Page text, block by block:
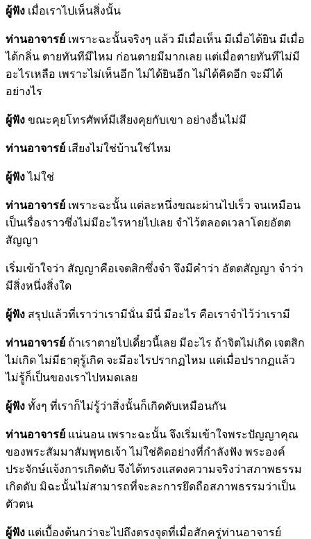
ผู้ฟัง เมื่อเราไปเห็นสิ่งนั้น
ท่านอาจารย์ เพราะฉะนั้นจริงๆ แล้ว มีเมื่อเห็น มีเมื่อได้ยิน มีเมื่อ
ได้กลิ่น ตายทันทีมีไหม ก่อนตายมีมากเลย แต่เมื่อตายทันทีไม่มี
อะไรเหลือ เพราะไม่เห็นอีก ไม่ได้ยินอีก ไม่ได้คิดอีก จะมีได้
อย่างไร
ผู้ฟัง ขณะคุยโทรศัพท์มีเสียงคุยกับเขา อย่างอื่นไม่มี
ท่านอาจารย์ เสียงไม่ใช่บ้านใช่ไหม
ผู้ฟังไม่ใช่
ท่านอาจารย์ เพราะฉะนั้น แต่ละหนึ่งขณะผ่านไปเร็ว จนเหมือน
เป็นเรื่องราวซึ่งไม่มีอะไรหายไปเลย จำไว้ตลอดเวลาโดยอัตต
สัญญา
เริ่มเข้าใจว่า สัญญาคือเจตสิกซึ่งจำ จึงมีคำว่า อัตตสัญญา จำว่า
มีสิ่งหนึ่งสิ่งใด
ผู้ฟัง สรุปแล้วที่เราว่าเรามีนั่น มีนี่ มีอะไร คือเราจำไว้ว่าเรามี
ท่านอาจารย์ ถ้าเราตายไปเดี๋ยวนี้เลย มีอะไร ถ้าจิตไม่เกิด เจตสิก
ไม่เกิด ไม่มีธาตุรู้เกิด จะมีอะไรปรากฏไหม แต่เมื่อปรากฏแล้ว
ไม่รู้ก็เป็นของเราไปหมดเลย
ผู้ฟัง ทั้งๆ ที่เราก็ไม่รู้ว่าสิ่งนั้นก็เกิดดับเหมือนกัน
ท่านอาจารย์ แน่นอน เพราะฉะนั้น จึงเริ่มเข้าใจพระปัญญาคุณ
ของพระสัมมาสัมพุทธเจ้า ไม่ใช่คิดอย่างที่กำลังฟัง พระองค์
ประจักษ์แจ้งการเกิดดับ จึงได้ทรงแสดงความจริงว่าสภาพธรรม
เกิดดับ มิฉะนั้นไม่สามารถที่จะละการยึดถือสภาพธรรมว่าเป็น
ตัวตน
ผู้ฟัง แต่เบื้องต้นกว่าจะไปถึงตรงจุดที่เมื่อสักครู่ท่านอาจารย์